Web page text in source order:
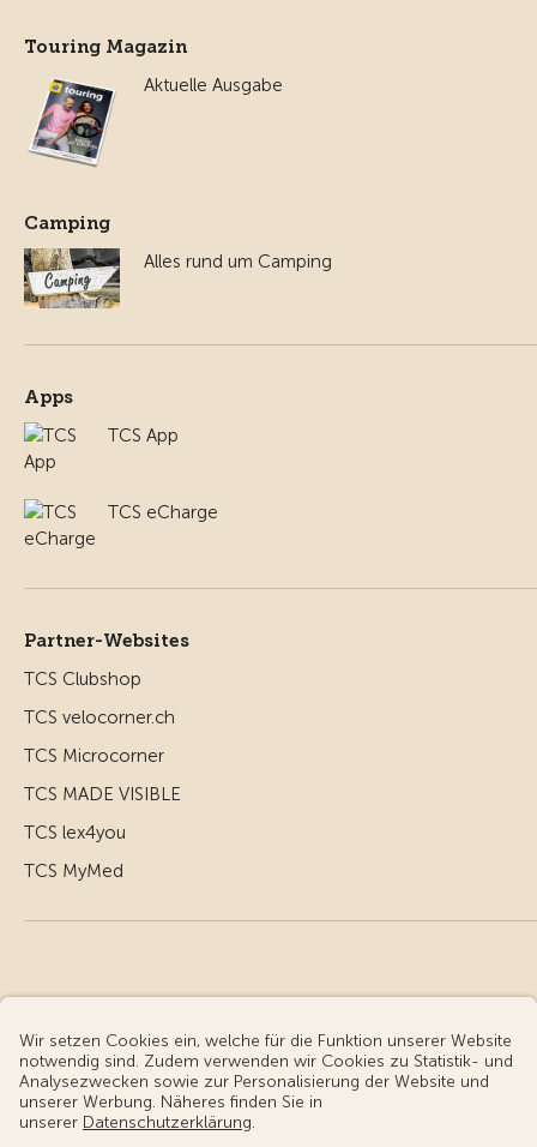
Touring Magazin
Aktuelle Ausgabe
Camping
Alles rund um Camping
Apps
TCS App
TCS eCharge
Partner-Websites
TCS Clubshop
TCS velocorner.ch
TCS Microcorner
TCS MADE VISIBLE
TCS lex4you
TCS MyMed
© Touring Club Schweiz